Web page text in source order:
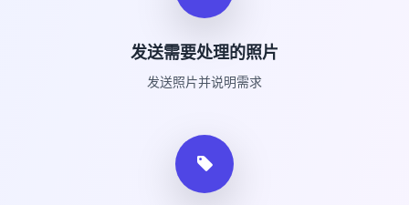
发送需要处理的照片
发送照片并说明需求